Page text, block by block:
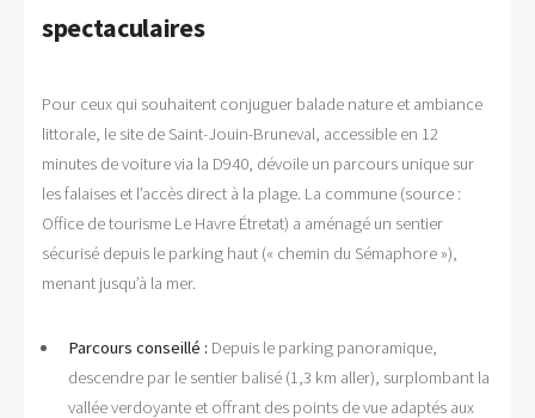
spectaculaires
Pour ceux qui souhaitent conjuguer balade nature et ambiance
littorale, le site de Saint-Jouin-Bruneval, accessible en 12
minutes de voiture via la D940, dévoile un parcours unique sur
les falaises et l’accès direct à la plage. La commune (source :
Office de tourisme Le Havre Étretat) a aménagé un sentier
sécurisé depuis le parking haut (« chemin du Sémaphore »),
menant jusqu’à la mer.
Parcours conseillé : Depuis le parking panoramique,
descendre par le sentier balisé (1,3 km aller), surplombant la
vallée verdoyante et offrant des points de vue adaptés aux